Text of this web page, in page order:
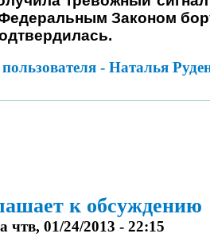
Законом
в сосновом бору? - Наталья
к обсуждению
чтв, 01/24/2013 - 22:15